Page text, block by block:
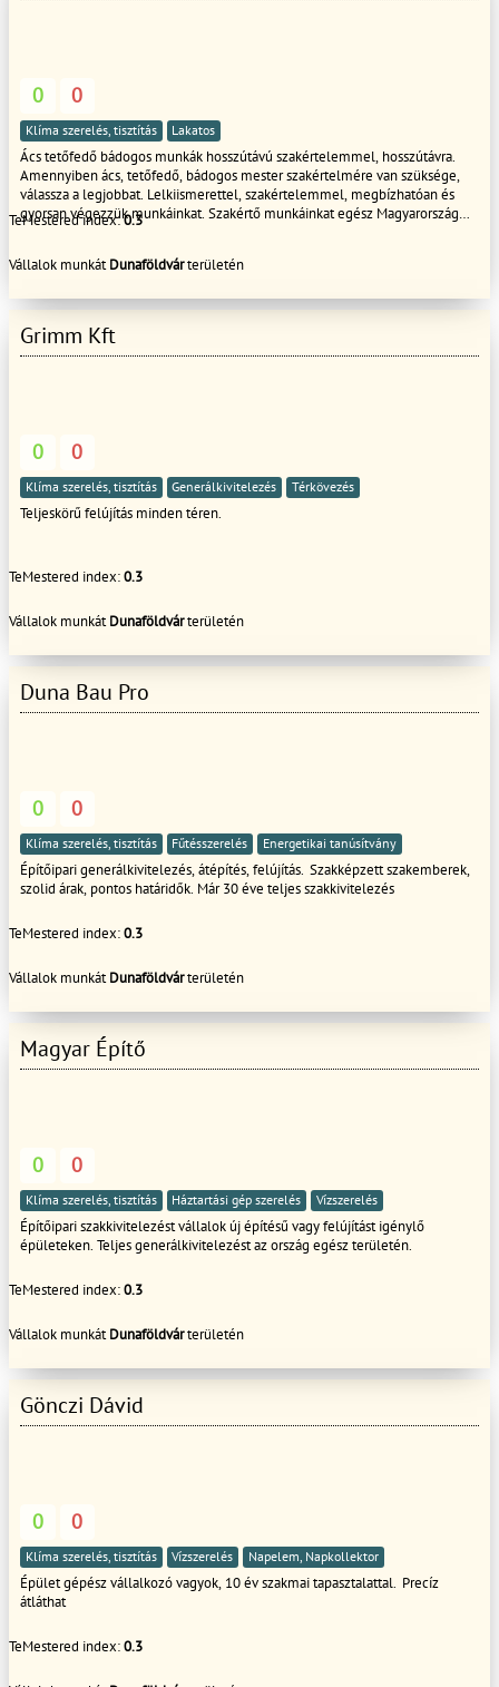
0 0
Klíma szerelés, tisztítás Lakatos
Ács tetőfedő bádogos munkák hosszútávú szakértelemmel, hosszútávra.
Amennyiben ács, tetőfedő, bádogos mester szakértelmére van szüksége,
válassza a legjobbat. Lelkiismerettel, szakértelemmel, megbízhatóan és
gyorsan végezzük munkáinkat. Szakértő munkáinkat egész Magyarország
TeMestered index:0.3
Vállalok munkátDunaföldvárterületén
Grimm Kft
0 0
Klíma szerelés, tisztítás Generálkivitelezés Térkövezés
Teljeskörű felújítás minden téren.
TeMestered index:0.3
Vállalok munkátDunaföldvárterületén
Duna Bau Pro
0 0
Klíma szerelés, tisztítás Fűtésszerelés Energetikai tanúsítvány
Építőipari generálkivitelezés, átépítés, felújítás. Szakképzett szakemberek,
szolid árak, pontos határidők. Már 30 éve teljes szakkivitelezés
TeMestered index:0.3
Vállalok munkátDunaföldvárterületén
Magyar Építő
0 0
Klíma szerelés, tisztítás Háztartási gép szerelés Vízszerelés
Építőipari szakkivitelezést vállalok új építésű vagy felújítást igénylő
épületeken. Teljes generálkivitelezést az ország egész területén.
TeMestered index:0.3
Vállalok munkátDunaföldvárterületén
Gönczi Dávid
0 0
Klíma szerelés, tisztítás Vízszerelés Napelem, Napkollektor
Épület gépész vállalkozó vagyok, 10 év szakmai tapasztalattal. Precíz
átláthat
TeMestered index:0.3